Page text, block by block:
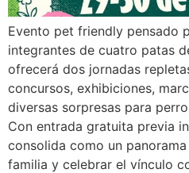
Evento pet friendly pensado
integrantes de cuatro patas
ofrecerá dos jornadas
concursos, exhibiciones,
diversas sorpresas para
Con entrada gratuita previa
consolida como un
familia y celebrar el vínculo